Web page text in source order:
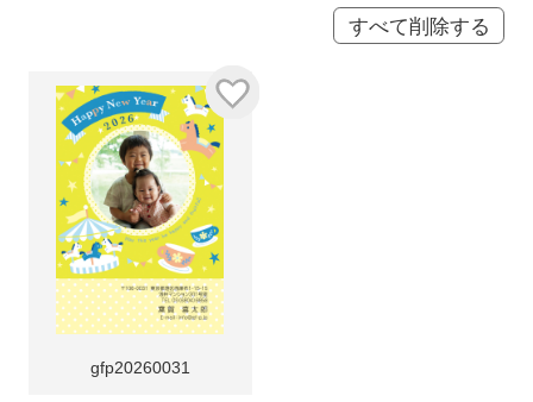
すべて削除する
gfp20260031